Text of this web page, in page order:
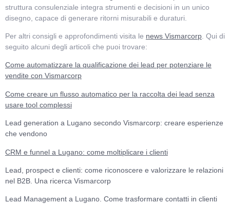
struttura consulenziale integra strumenti e decisioni in un unico
disegno, capace di generare ritorni misurabili e duraturi.
Per altri consigli e approfondimenti visita le news Vismarcorp . Qui di
seguito alcuni degli articoli che puoi trovare:
Come automatizzare la qualificazione dei lead per potenziare le
vendite con Vismarcorp
Come creare un flusso automatico per la raccolta dei lead senza
usare tool complessi
Lead generation a Lugano secondo Vismarcorp: creare esperienze
che vendono
CRM e funnel a Lugano: come moltiplicare i clienti
Lead, prospect e clienti: come riconoscere e valorizzare le relazioni
nel B2B. Una ricerca Vismarcorp
Lead Management a Lugano. Come trasformare contatti in clienti